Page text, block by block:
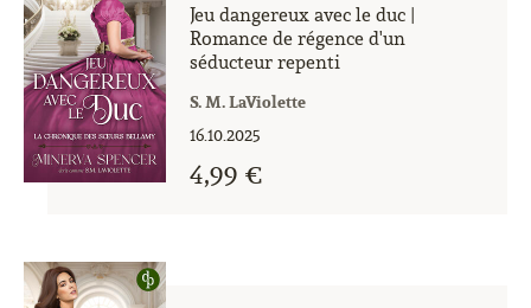
Jeu dangereux avec le duc |
Romance de régence d'un
séducteur repenti
S. M. LaViolette
16.10.2025
4,99 €